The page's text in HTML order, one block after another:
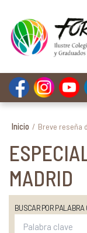
Inicio / Breve reseña
MADRID
BUSCAR POR PALABRA